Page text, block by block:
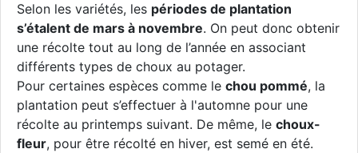
Selon les variétés, les périodes de plantation
s’étalent de mars à novembre. On peut donc obtenir
une récolte tout au long de l’année en associant
différents types de choux au potager.
Pour certaines espèces comme le chou pommé, la
plantation peut s’effectuer à l'automne pour une
récolte au printemps suivant. De même, le choux-
fleur, pour être récolté en hiver, est semé en été.